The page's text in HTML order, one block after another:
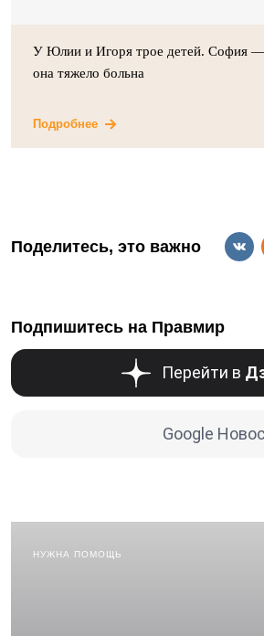
У Юлии и Игоря трое детей. София
она тяжело больна
Подробнее
Поделитесь, это важно
Подпишитесь на Правмир
Перейти в
Google
НУЖНА ПОМОЩЬ